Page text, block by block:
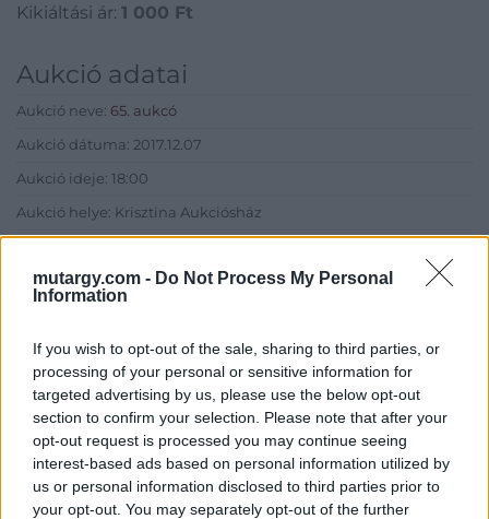
mutargy.com - Do Not Process My Personal
Information
If you wish to opt-out of the sale, sharing to third parties, or
processing of your personal or sensitive information for
targeted advertising by us, please use the below opt-out
section to confirm your selection. Please note that after your
opt-out request is processed you may continue seeing
interest-based ads based on personal information utilized by
us or personal information disclosed to third parties prior to
your opt-out. You may separately opt-out of the further
Kikiáltási ár: 1 000 Ft
Aukció adatai
Aukció neve: 65. aukcó
Aukció dátuma: 2017.12.07
Aukció ideje: 18:00
Aukció helye: Krisztina Aukciósház
Eladó:Krisztina Aukciósház
Cím: Tóthné Vad Eszter
8346 Gógánfa Vasút utca 36
Telefon: 30-9136069
Weboldal:
http://www.krisztinaaukcioshaz.hu/